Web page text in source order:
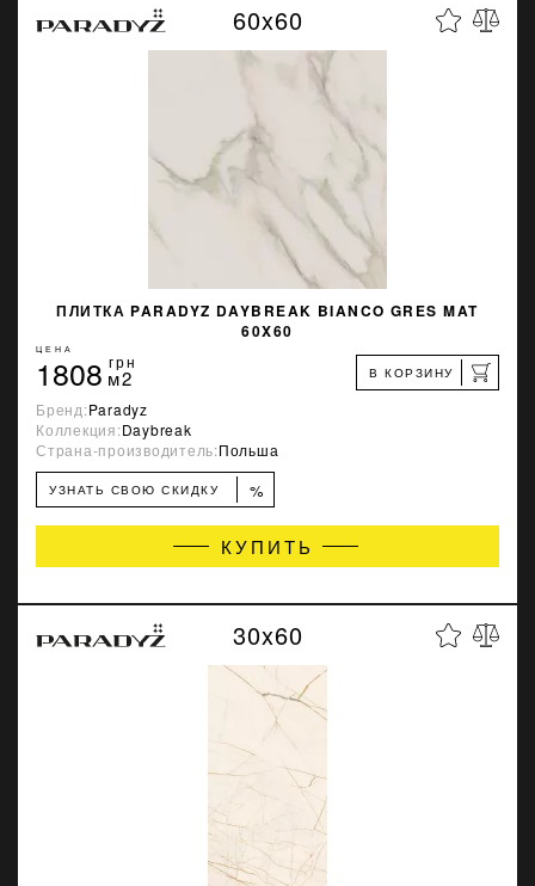
60x60
ПЛИТКА PARADYZ DAYBREAK BIANCO GRES MAT
60X60
ЦЕНА
1808 грн
м2 В КОРЗИНУ
Бренд:Paradyz
Коллекция:Daybreak
Страна-производитель:Польша
УЗНАТЬ СВОЮ СКИДКУ %
КУПИТЬ
30x60